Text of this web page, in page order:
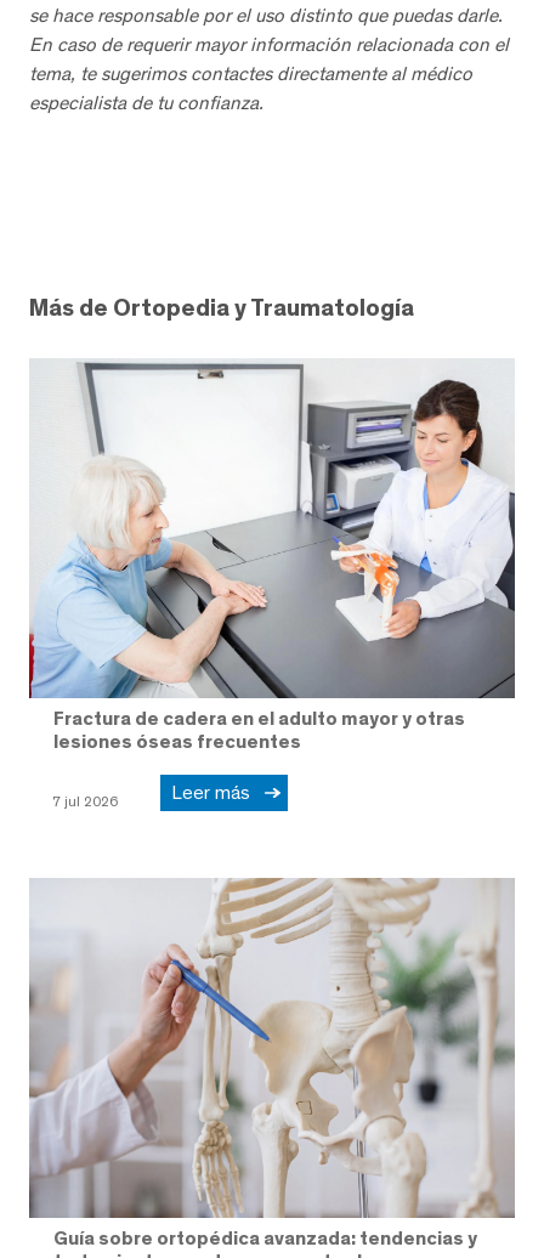
se hace responsable por el uso distinto que puedas darle.
En caso de requerir mayor información relacionada con el
tema, te sugerimos contactes directamente al médico
especialista de tu confianza.
Más de Ortopedia y Traumatología
Fractura de cadera en el adulto mayor y otras
lesiones óseas frecuentes
7 jul 2026 Leer más
Guía sobre ortopédica avanzada: tendencias y